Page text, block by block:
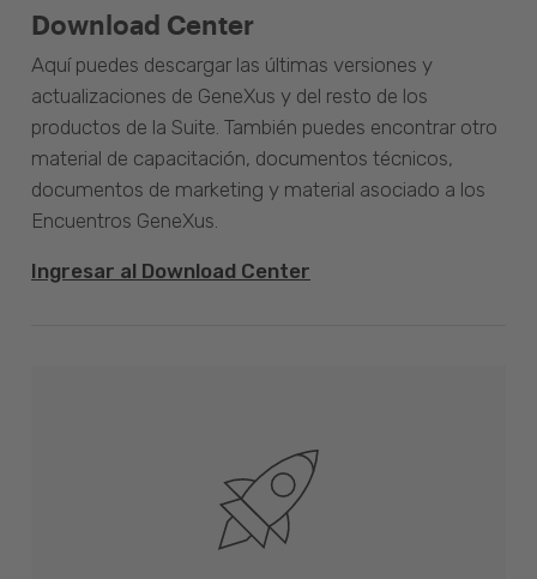
Download Center
Aquí puedes descargar las últimas versiones y
actualizaciones de GeneXus y del resto de los
productos de la Suite. También puedes encontrar otro
material de capacitación, documentos técnicos,
documentos de marketing y material asociado a los
Encuentros GeneXus.
Ingresar al Download Center